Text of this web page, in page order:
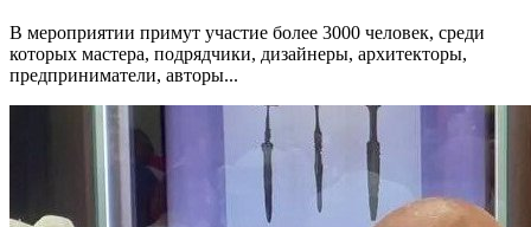
В мероприятии примут участие более 3000 человек, среди
которых мастера, подрядчики, дизайнеры, архитекторы,
предприниматели, авторы...